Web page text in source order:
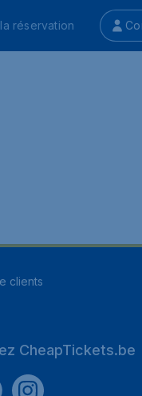
réservation
clients
CheapTickets.be